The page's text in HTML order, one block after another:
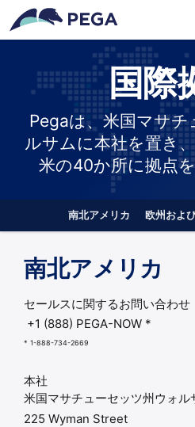
メインコンテンツに飛ぶ
国際
Pegaは、米国マサチ
ルサムに本社を置き
米の40か所に拠点
南北アメリカ 欧州およ
南北アメリカ
セールスに関するお問い合わせ
+1 (888) PEGA-NOW *
* 1-888-734-2669
本社
米国マサチューセッツ州ウォル
225 Wyman Street